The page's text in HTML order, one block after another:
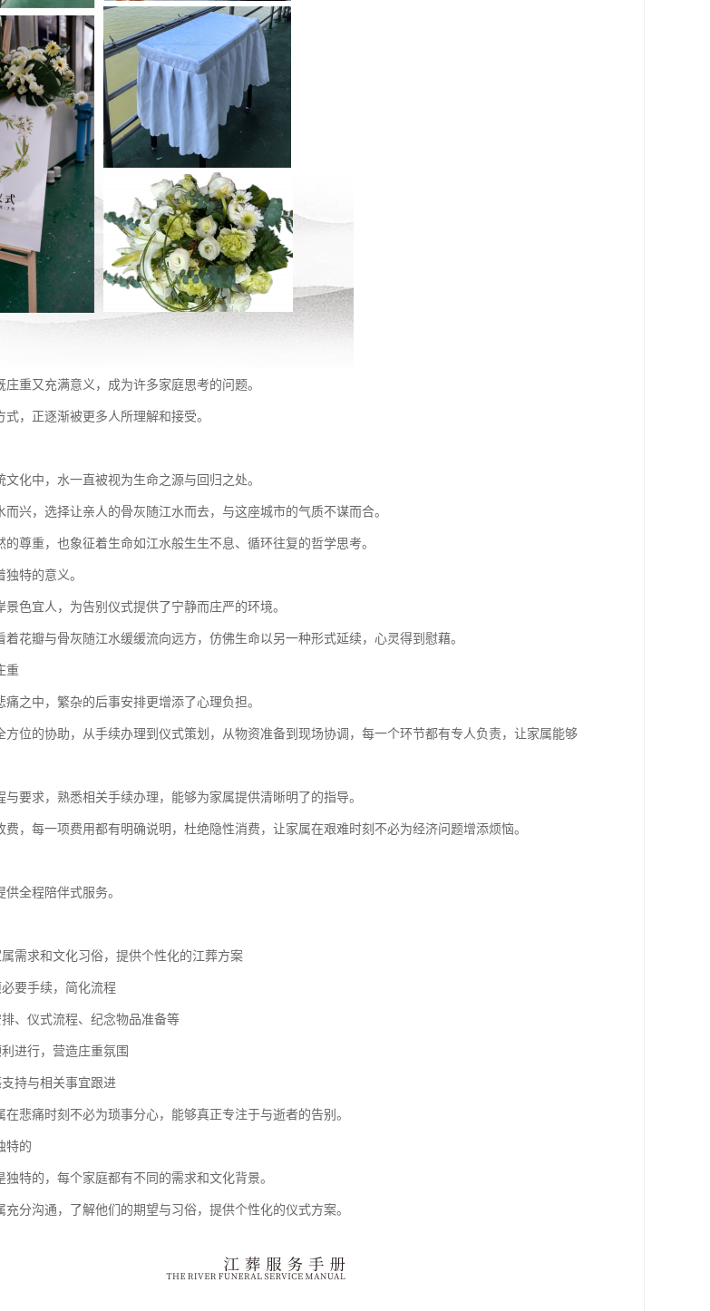
重又充满意义，成为许多家庭思考的问题。
，正逐渐被更多人所理解和接受。
化中，水一直被视为生命之源与回归之处。
兴，选择让亲人的骨灰随江水而去，与这座城市的气质不谋而合。
尊重，也象征着生命如江水般生生不息、循环往复的哲学思考。
特的意义。
色宜人，为告别仪式提供了宁静而庄严的环境。
花瓣与骨灰随江水缓缓流向远方，仿佛生命以另一种形式延续，心灵得到慰藉。
重
之中，繁杂的后事安排更增添了心理负担。
方位的协助，从手续办理到仪式策划，从物资准备到现场协调，每一个环节都有专人负责，让家属能够
要求，熟悉相关手续办理，能够为家属提供清晰明了的指导。
，每一项费用都有明确说明，杜绝隐性消费，让家属在艰难时刻不必为经济问题增添烦恼。
全程陪伴式服务。
需求和文化习俗，提供个性化的江葬方案
要手续，简化流程
、仪式流程、纪念物品准备等
进行，营造庄重氛围
持与相关事宜跟进
悲痛时刻不必为琐事分心，能够真正专注于与逝者的告别。
特的
特的，每个家庭都有不同的需求和文化背景。
分沟通，了解他们的期望与习俗，提供个性化的仪式方案。